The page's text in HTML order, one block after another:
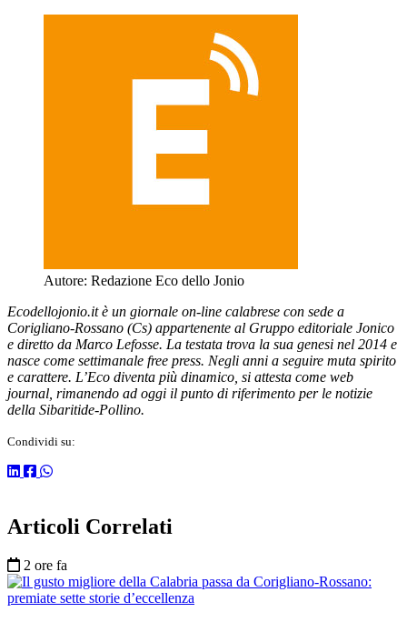
Autore: Redazione Eco dello Jonio
Ecodellojonio.it è un giornale on-line calabrese con sede a
Corigliano-Rossano (Cs) appartenente al Gruppo editoriale Jonico
e diretto da Marco Lefosse. La testata trova la sua genesi nel 2014 e
nasce come settimanale free press. Negli anni a seguire muta spirito
e carattere. L’Eco diventa più dinamico, si attesta come web
journal, rimanendo ad oggi il punto di riferimento per le notizie
della Sibaritide-Pollino.
Condividi su:
Articoli Correlati
2 ore fa